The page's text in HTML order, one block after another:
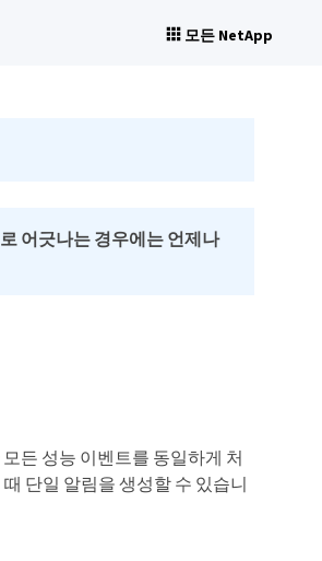
모든 NetApp
어긋나는 경우에는 언제나
든 성능 이벤트를 동일하게 처
단일 알림을 생성할 수 있습니